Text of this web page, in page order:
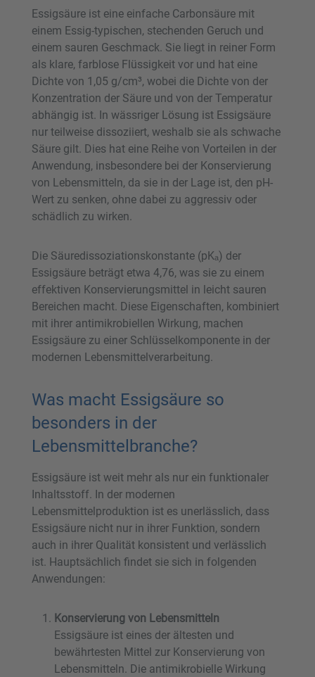
Essigsäure ist eine einfache Carbonsäure mit
einem Essig-typischen, stechenden Geruch und
einem sauren Geschmack. Sie liegt in reiner Form
als klare, farblose Flüssigkeit vor und hat eine
Dichte von 1,05 g/cm³, wobei die Dichte von der
Konzentration der Säure und von der Temperatur
abhängig ist. In wässriger Lösung ist Essigsäure
nur teilweise dissoziiert, weshalb sie als schwache
Säure gilt. Dies hat eine Reihe von Vorteilen in der
Anwendung, insbesondere bei der Konservierung
von Lebensmitteln, da sie in der Lage ist, den pH-
Wert zu senken, ohne dabei zu aggressiv oder
schädlich zu wirken.
Die Säuredissoziationskonstante (pKₐ) der
Essigsäure beträgt etwa 4,76, was sie zu einem
effektiven Konservierungsmittel in leicht sauren
Bereichen macht. Diese Eigenschaften, kombiniert
mit ihrer antimikrobiellen Wirkung, machen
Essigsäure zu einer Schlüsselkomponente in der
modernen Lebensmittelverarbeitung.
Was macht Essigsäure so
besonders in der
Lebensmittelbranche?
Essigsäure ist weit mehr als nur ein funktionaler
Inhaltsstoff. In der modernen
Lebensmittelproduktion ist es unerlässlich, dass
Essigsäure nicht nur in ihrer Funktion, sondern
auch in ihrer Qualität konsistent und verlässlich
ist. Hauptsächlich findet sie sich in folgenden
Anwendungen:
Konservierung von Lebensmitteln
Essigsäure ist eines der ältesten und
bewährtesten Mittel zur Konservierung von
Lebensmitteln. Die antimikrobielle Wirkung